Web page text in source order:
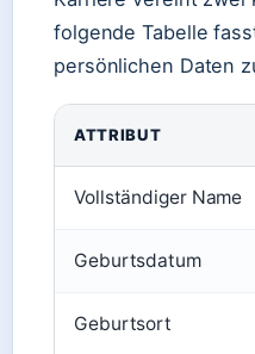
folgende Tabelle
persönlichen Daten
ATTRIBUT
Vollständiger Name
Geburtsdatum
Geburtsort